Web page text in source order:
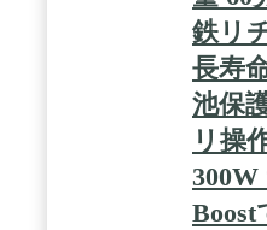
期容量の80%以上を維
年以上も使用すること
リチウムイオンバッテリ
使用しておらず、耐熱性
Proポータブル電源は、
おいても使用することが
業界では初となる、世界
証機関テュフ ラインラ
RIVER 2シリーズRIVER
鉄リ
長寿
池保
リ操
Boost